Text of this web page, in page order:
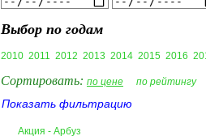
Выбор по годам
2010 2011 2012 2013 2014 2015 2016
Сортировать: по цене по рейтингу
Показать фильтрацию
Акция - Арбуз